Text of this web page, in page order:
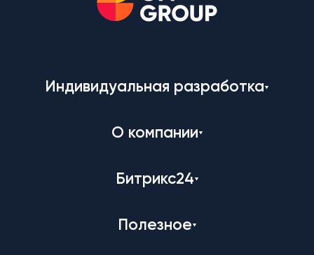
Индивидуальная разработка
О компании
Битрикс24
Полезное